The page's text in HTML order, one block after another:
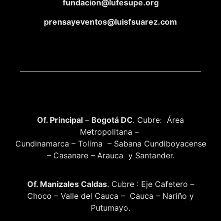
fundacion@lufesupe.org
prensayeventos@luisfsuarez.com
Of. Principal – Bogotá DC. Cubre: Área
Metropolitana –
Cundinamarca – Tolima – Sabana Cundiboyacense
– Casanare – Arauca y Santander.
Of. Manizales Caldas. Cubre : Eje Cafetero –
Choco – Valle del Cauca – Cauca – Nariño y
Putumayo.